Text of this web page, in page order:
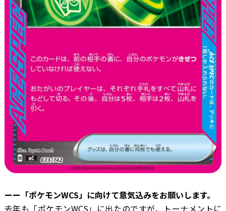
ーー「ポケモンWCS」に向けて意気込みをお願いします。
去年も「ポケモンWCS」に出たのですが、トーナメントに